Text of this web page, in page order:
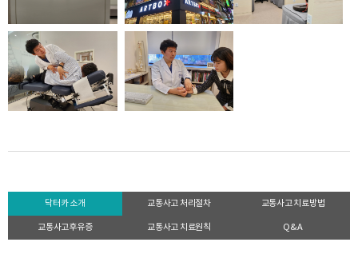
닥터카 소개 교통사고 처리절차 교통사고 치료방법
교통사고후유증 교통사고 치료원칙 Q&A